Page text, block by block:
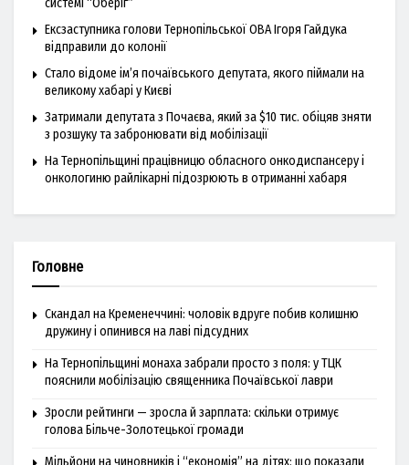
системі “Оберіг”
Ексзаступника голови Тернопільської ОВА Ігоря Гайдука
відправили до колонії
Стало відоме ім’я почаївського депутата, якого піймали на
великому хабарі у Києві
Затримали депутата з Почаєва, який за $10 тис. обіцяв зняти
з розшуку та забронювати від мобілізації
На Тернопільщині працівницю обласного онкодиспансеру і
онкологиню райлікарні підозрюють в отриманні хабаря
Головне
Скандал на Кременеччині: чоловік вдруге побив колишню
дружину і опинився на лаві підсудних
На Тернопільщині монаха забрали просто з поля: у ТЦК
пояснили мобілізацію священника Почаївської лаври
Зросли рейтинги — зросла й зарплата: скільки отримує
голова Більче-Золотецької громади
Мільйони на чиновників і “економія” на дітях: що показали